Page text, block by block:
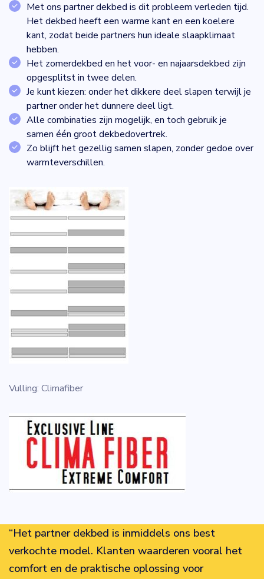
Met ons partner dekbed is dit probleem verleden tijd.
Het dekbed heeft een warme kant en een koelere
kant, zodat beide partners hun ideale slaapklimaat
hebben.
Het zomerdekbed en het voor- en najaarsdekbed zijn
opgesplitst in twee delen.
Je kunt kiezen: onder het dikkere deel slapen terwijl je
partner onder het dunnere deel ligt.
Alle combinaties zijn mogelijk, en toch gebruik je
samen één groot dekbedovertrek.
Zo blijft het gezellig samen slapen, zonder gedoe over
warmteverschillen.
Vulling: Climafiber
“Het partner dekbed is inmiddels ons best
verkochte model. Klanten waarderen vooral het
comfort en de praktische oplossing voor